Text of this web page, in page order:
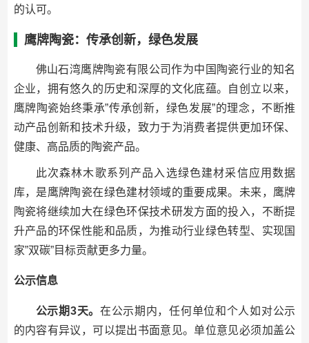
的认可。
鹰牌陶瓷：传承创新，绿色发展
佛山石湾鹰牌陶瓷有限公司作为中国陶瓷行业的知名
企业，拥有悠久的历史和深厚的文化底蕴。自创立以来，
鹰牌陶瓷始终秉承”传承创新，绿色发展”的理念，不断推
动产品创新和技术升级，致力于为消费者提供更加环保、
健康、高品质的陶瓷产品。
此次森林木歌系列产品入选绿色建材采信应用数据
库，是鹰牌陶瓷在绿色建材领域的重要成果。未来，鹰牌
陶瓷将继续加大在绿色环保技术研发方面的投入，不断提
升产品的环保性能和品质，为推动行业绿色转型、实现国
家”双碳”目标贡献更多力量。
公示信息
公示期3天。 在公示期内，任何单位和个人如对公示
的内容有异议，可以提出书面意见。单位意见必须加盖公